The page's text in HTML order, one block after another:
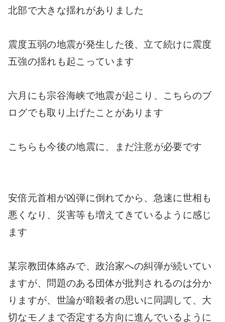
北部で大きな揺れがありました
震度五弱の地震が発生した後、立て続けに震度
五強の揺れも起こっています
六月にも宗谷海峡で地震が起こり、こちらのブ
ログでも取り上げたことがあります
こちらも今後の地震に、まだ注意が必要です
安倍元首相が凶弾に倒れてから、急速に世相も
悪くなり、災害等も増えてきているように感じ
ます
某宗教団体絡みで、政治家への糾弾が続いてい
ますが、問題のある団体が批判されるのは分か
りますが、世論が暗殺者の思いに同調して、大
切なモノまで否定する方向に進んでいるように